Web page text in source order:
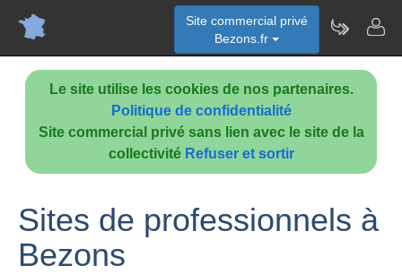
Le site utilise les cookies de nos partenaires.
Politique de confidentialité
Site commercial privé sans lien avec le site de la
collectivité Refuser et sortir
Site commercial privé
Bezons.fr
Sites de professionnels à
Bezons